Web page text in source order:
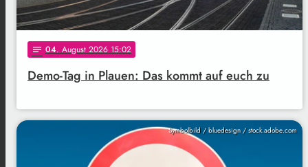
notes 04. August 2026 15:02
Demo-Tag in Plauen: Das kommt auf euch zu
Symbolbild / bluedesign / stock.adobe.com